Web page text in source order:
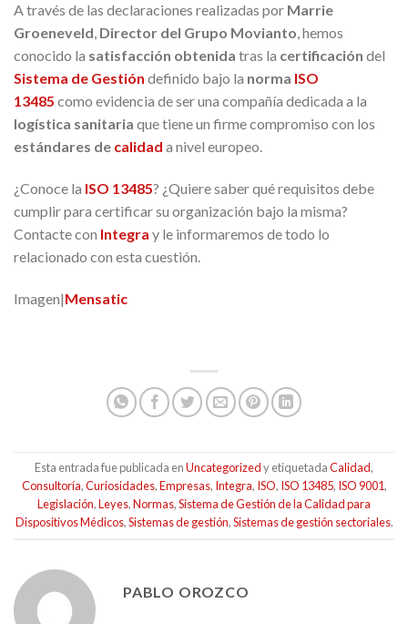
A través de las declaraciones realizadas por Marrie
Groeneveld, Director del Grupo Movianto, hemos
conocido la satisfacción obtenida tras la certificación del
Sistema de Gestión definido bajo la norma ISO
13485 como evidencia de ser una compañía dedicada a la
logística sanitaria que tiene un firme compromiso con los
estándares de calidad a nivel europeo.
¿Conoce la ISO 13485? ¿Quiere saber qué requisitos debe
cumplir para certificar su organización bajo la misma?
Contacte con Integra y le informaremos de todo lo
relacionado con esta cuestión.
Imagen|Mensatic
Esta entrada fue publicada enUncategorizedy etiquetadaCalidad,
Consultoría,Curiosidades,Empresas, Integra, ISO, ISO 13485, ISO 9001,
Legislación,Leyes,Normas,Sistema de Gestión de la Calidad para
Dispositivos Médicos,Sistemas de gestión,Sistemas de gestión sectoriales.
PABLO OROZCO